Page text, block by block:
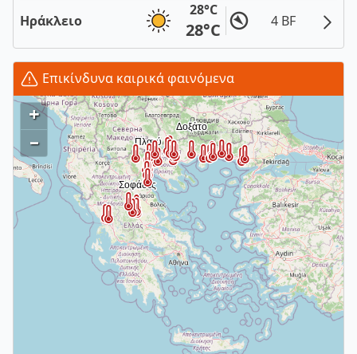
Ηράκλειο
28°C
28°C 4 BF
Επικίνδυνα καιρικά φαινόμενα
+
–